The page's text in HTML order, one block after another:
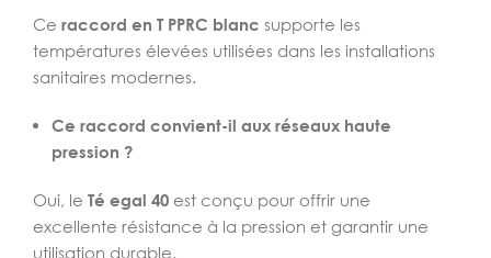
Ce raccord en T PPRC blanc supporte les
températures élevées utilisées dans les installations
sanitaires modernes.
Ce raccord convient-il aux réseaux haute
pression ?
Oui, le Té egal 40 est conçu pour offrir une
excellente résistance à la pression et garantir une
utilisation durable.